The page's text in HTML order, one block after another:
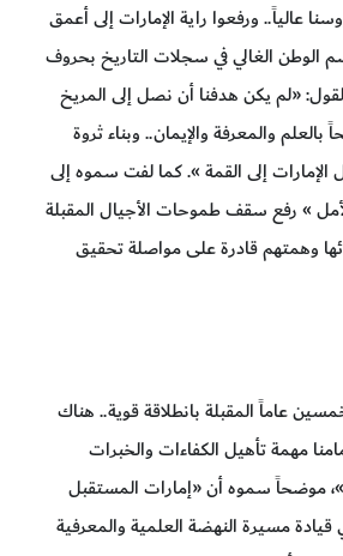
عالياً.. ورفعوا راية الإمارات إلى أعمق
الوطن الغالي في سجلات التاريخ بحروف
«لم يكن هدفنا أن نصل إلى المريخ
والمعرفة والإيمان.. وبناء ثروة
إلى القمة ». كما لفت سموه إلى
» رفع سقف طموحات الأجيال المقبلة
وهمتهم قادرة على مواصلة تحقيق
عاماً المقبلة بانطلاقة قوية.. هناك
مهمة تأهيل الكفاءات والخبرات
»، موضحاً سموه أن «إمارات المستقبل
مسيرة النهضة العلمية والمعرفية